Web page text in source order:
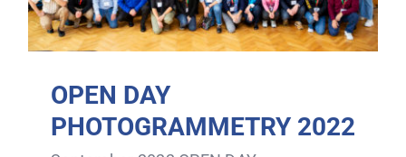
OPEN DAY
PHOTOGRAMMETRY 2022